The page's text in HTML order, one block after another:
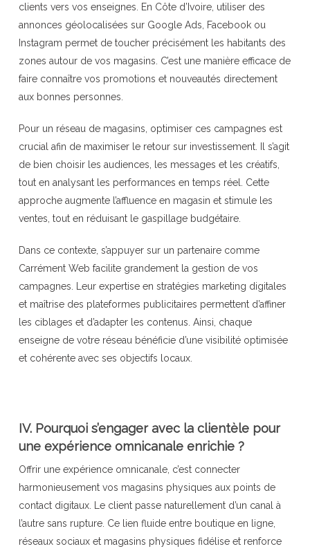
clients vers vos enseignes. En Côte d’Ivoire, utiliser des
annonces géolocalisées sur Google Ads, Facebook ou
Instagram permet de toucher précisément les habitants des
zones autour de vos magasins. C’est une manière efficace de
faire connaître vos promotions et nouveautés directement
aux bonnes personnes.
Pour un réseau de magasins, optimiser ces campagnes est
crucial afin de maximiser le retour sur investissement. Il s’agit
de bien choisir les audiences, les messages et les créatifs,
tout en analysant les performances en temps réel. Cette
approche augmente l’affluence en magasin et stimule les
ventes, tout en réduisant le gaspillage budgétaire.
Dans ce contexte, s’appuyer sur un partenaire comme
Carrément Web facilite grandement la gestion de vos
campagnes. Leur expertise en stratégies marketing digitales
et maîtrise des plateformes publicitaires permettent d’affiner
les ciblages et d’adapter les contenus. Ainsi, chaque
enseigne de votre réseau bénéficie d’une visibilité optimisée
et cohérente avec ses objectifs locaux.
IV. Pourquoi s’engager avec la clientèle pour
une expérience omnicanale enrichie ?
Offrir une expérience omnicanale, c’est connecter
harmonieusement vos magasins physiques aux points de
contact digitaux. Le client passe naturellement d’un canal à
l’autre sans rupture. Ce lien fluide entre boutique en ligne,
réseaux sociaux et magasins physiques fidélise et renforce